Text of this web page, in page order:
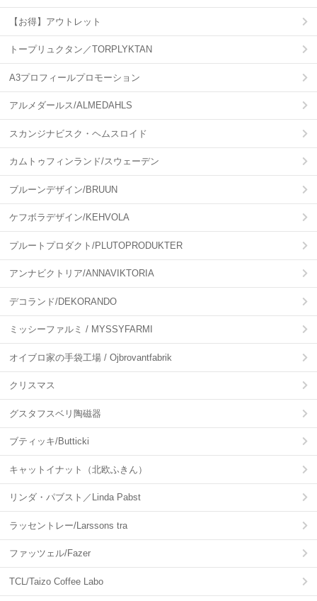
【お得】アウトレット
トープリュクタン／TORPLYKTAN
A3プロフィールプロモーション
アルメダールス/ALMEDAHLS
スカンジナビスク・ヘムスロイド
カムトゥフィンランド/スウェーデン
ブルーンデザイン/BRUUN
ケフボラデザイン/KEHVOLA
プルートプロダクト/PLUTOPRODUKTER
アンナビクトリア/ANNAVIKTORIA
デコランド/DEKORANDO
ミッシーファルミ / MYSSYFARMI
オイブロ家の手袋工場 / Ojbrovantfabrik
クリスマス
グスタフスベリ陶磁器
ブティッキ/Butticki
キャットイナット（北欧ふきん）
リンダ・パブスト／Linda Pabst
ラッセントレー/Larssons tra
ファッツェル/Fazer
TCL/Taizo Coffee Labo